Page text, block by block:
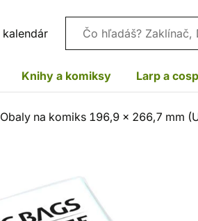
kalendár Vyhľadávanie
Knihy a komiksy Larp a
Obaly na komiks 196,9 x 266,7 mm